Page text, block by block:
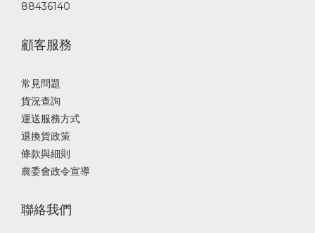
88436140
顧客服務
常見問題
貨況查詢
運送服務方式
退換貨政策
條款與細則
農委會政令宣導
聯絡我們